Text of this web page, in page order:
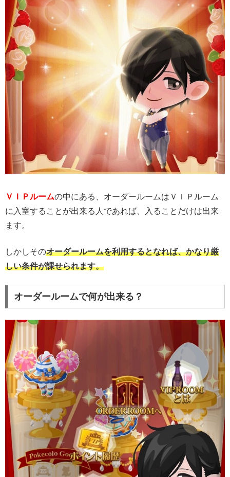
ＶＩＰルームの中にある、オーダールームはＶＩＰルーム
に入室することが出来る人であれば、入ることだけは出来
ます。
しかしそのオーダールームを利用するとなれば、かなり厳
しい条件が課せられます。
オーダールームで何が出来る？